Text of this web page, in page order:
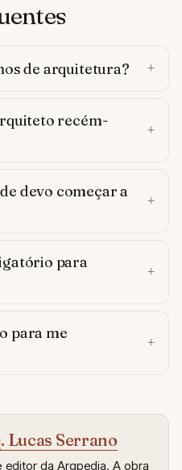
de arquitetura?
recém-
devo começar a
para
para me
Lucas Serrano
editor da Arqpedia. A obra